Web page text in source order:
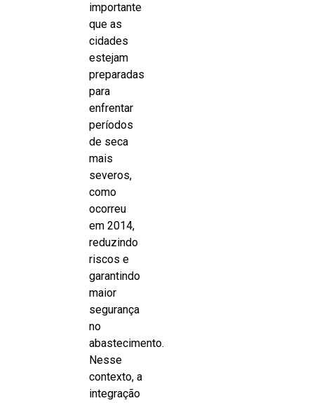
importante
que as
cidades
estejam
preparadas
para
enfrentar
períodos
de seca
mais
severos,
como
ocorreu
em 2014,
reduzindo
riscos e
garantindo
maior
segurança
no
abastecimento.
Nesse
contexto, a
integração